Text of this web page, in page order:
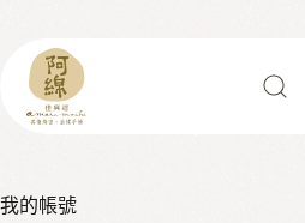
我的帳號